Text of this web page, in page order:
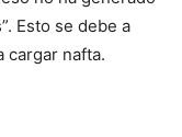
Esto se debe a
cargar nafta.